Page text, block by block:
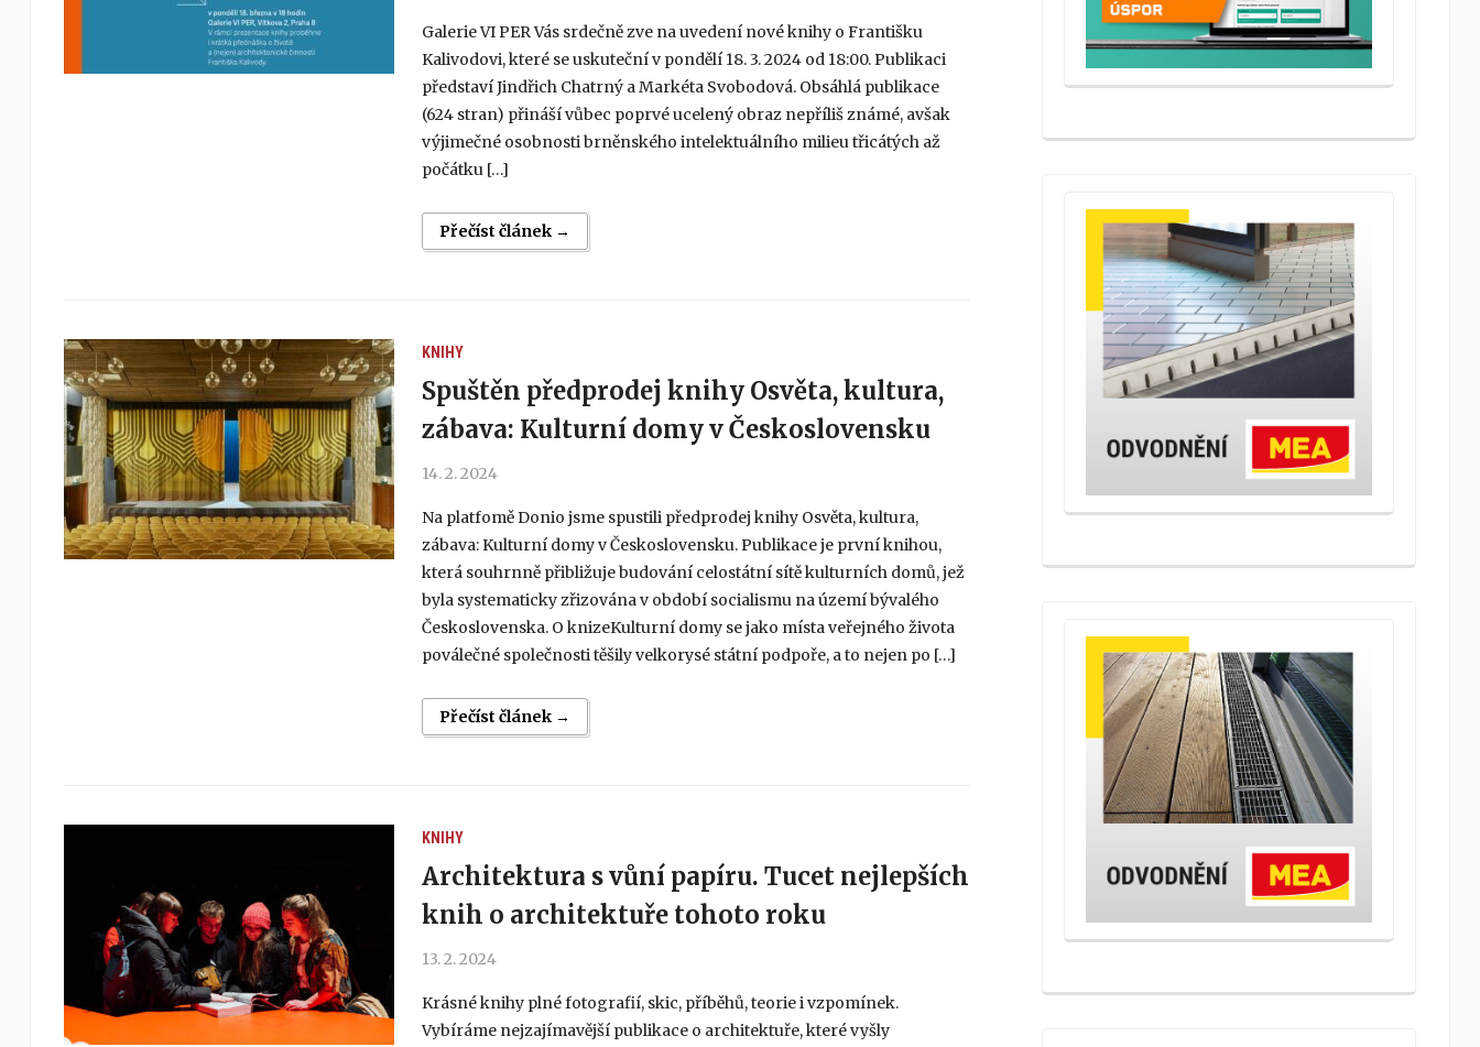
Galerie VI PER Vás srdečně zve na uvedení nové knihy o Františku
Kalivodovi, které se uskuteční v pondělí 18. 3. 2024 od 18:00. Publikaci
představí Jindřich Chatrný a Markéta Svobodová. Obsáhlá publikace
(624 stran) přináší vůbec poprvé ucelený obraz nepříliš známé, avšak
výjimečné osobnosti brněnského intelektuálního milieu třicátých až
počátku […]
Přečíst článek →
KNIHY
Spuštěn předprodej knihy Osvěta, kultura,
zábava: Kulturní domy v Československu
14. 2. 2024
Na platfomě Donio jsme spustili předprodej knihy Osvěta, kultura,
zábava: Kulturní domy v Československu. Publikace je první knihou,
která souhrnně přibližuje budování celostátní sítě kulturních domů, jež
byla systematicky zřizována v období socialismu na území bývalého
Československa. O knizeKulturní domy se jako místa veřejného života
poválečné společnosti těšily velkorysé státní podpoře, a to nejen po […]
Přečíst článek →
KNIHY
Architektura s vůní papíru. Tucet nejlepších
knih o architektuře tohoto roku
13. 2. 2024
Krásné knihy plné fotografií, skic, příběhů, teorie i vzpomínek.
Vybíráme nejzajímavější publikace o architektuře, které vyšly